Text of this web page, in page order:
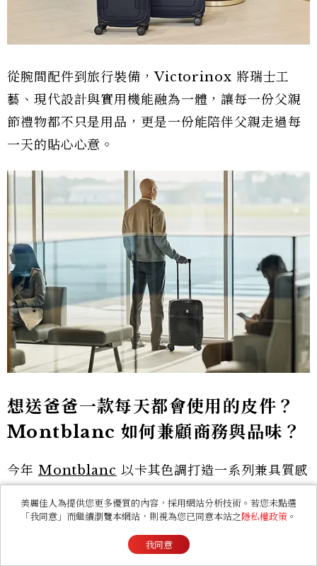
從腕間配件到旅行裝備，Victorinox 將瑞士工
藝、現代設計與實用機能融為一體，讓每一份父親
節禮物都不只是用品，更是一份能陪伴父親走過每
一天的貼心心意。
想送爸爸一款每天都會使用的皮件？
Montblanc 如何兼顧商務與品味？
今年 Montblanc 以卡其色調打造一系列兼具質感
革製作，俐落外型搭配模組化設計，提把更以鋼筆
筆尖輪廓為靈感，展現品牌深厚的書寫文化底蘊。
美麗佳人為提供您更多優質的內容，採用網站分析技術。若您未點選
「我同意」而繼續瀏覽本網站，則視為您已同意本站之隱私權政策 。
我同意